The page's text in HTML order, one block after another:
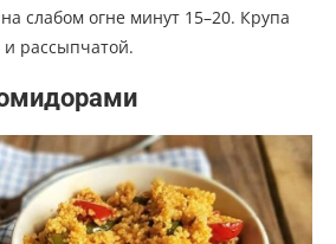
слабом огне минут 15–20. Крупа
и рассыпчатой.